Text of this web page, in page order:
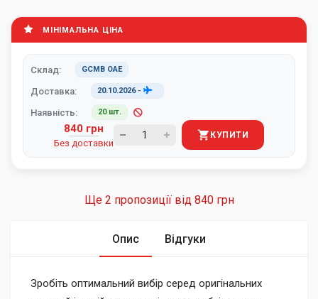
МІНІМАЛЬНА ЦІНА
Склад: GCMB ОАЕ
Доставка: 20.10.2026-
Наявність: 20 шт.
840 грн
Без доставки
КУПИТИ
Ще 2 пропозиції від 840 грн
Опис Відгуки
Зробіть оптимальний вибір серед оригінальних